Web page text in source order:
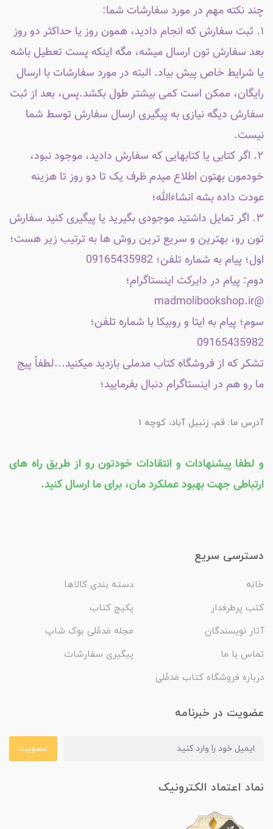
چند نکته مهم در مورد سفارشات شما:
۱. ثبت سفارش که انجام دادید، همون روز یا حداکثر دو روز
بعد سفارش تون ارسال میشه، مگه اینکه پست تعطیل باشه
یا شرایط خاص پیش بیاد. البته در مورد سفارشات با ارسال
رایگان، ممکن است کمی بیشتر طول بکشد.پس، بعد از ثبت
سفارش دیگه نیازی به پیگیری ارسال سفارش توسط شما
نیست.
۲. اگر کتابی یا کتابهایی که سفارش دادید، موجود نبود،
خودمون بهتون اطلاع میدم ظرف یک تا دو روز تا هزینه
عودت داده بشه انشاءالله؛
۳. اگر تمایل داشتید موجودی بگیرید یا پیگیری کنید سفارش
تون رو، بهترین و سریع ترین روش ها به ترتیب زیر هست؛
اول؛ پیام به شماره تلفن؛ 09165435982
دوم: پیام در دایرکت اینستاگرام؛
@madmolibookshop.ir
سوم؛ پیام به ایتا و روبیکا با شماره تلفن؛
09165435982
تشکر که از فروشگاه کتاب مدملی بازدید میکنید...لطفاً پیج
ما رو هم در اینستاگرام دنبال بفرمایید؛
آدرس ما: قم، زنبیل آباد، کوچه 1
و لطفا پیشنهادات و انتقادات خودتون رو از طریق راه های
ارتباطی جهت بهبود عملکرد مان، برای ما ارسال کنید.
دسترسی سریع
خانه
دسته بندی کالاها
کتب پرطرفدار
پکیج کتاب
آثار نویسندگان
مجله مَدمُلی بوک شاپ
تماس با ما
پیگیری سفارشات
درباره فروشگاه کتاب مَدمُلی
عضویت در خبرنامه
عضویت
نماد اعتماد الکترونیک